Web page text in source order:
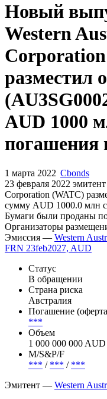
Новый
Western
разместил
AUD 1000
погашения
1 марта 2022 Cbonds
23 февраля 2022
Corporation (WATC)
сумму AUD 1000.0 млн
Бумаги были проданы
Организаторы
Эмиссия — Western
FRN 23feb2027, AUD
Статус
В обращении
Страна риска
Австралия
Погашение
***
Объем
1 000 000 000 AUD
М/S&P/F
*** / *** / ***
Эмитент — Western